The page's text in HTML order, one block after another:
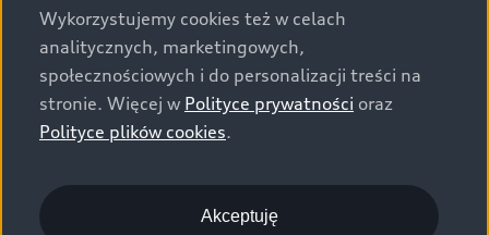
Wszystkie produkowane obecnie samochody marki Audi
są wykonywane z materiałów spełniających pod
względem możliwości odzysku i recyklingu wymagania
określone w normie ISO 22628 i są zgodne z
europejskimi świadectwami homologacji wydanymi wg
o.o. podlega obowiązkowi zapewnienia wszystkim
użytkownikom samochodów marki Volkswagen sieci
Wykorzystujemy cookies też w celach
analitycznych, marketingowych,
społecznościowych i do personalizacji treści na
stronie. Więcej w Polityce prywatności oraz
Polityce plików cookies.
Akceptuję